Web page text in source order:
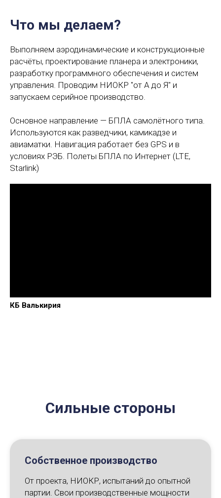
Что мы делаем?
Выполняем аэродинамические и конструкционные
расчёты, проектирование планера и электроники,
разработку программного обеспечения и систем
управления. Проводим НИОКР "от А до Я" и
запускаем серийное производство.
Основное направление — БПЛА самолётного типа.
Используются как разведчики, камикадзе и
авиаматки. Навигация работает без GPS и в
условиях РЭБ. Полеты БПЛА по Интернет (LTE,
Starlink)
КБ Валькирия
Сильные стороны
Собственное производство
От проекта, НИОКР, испытаний до опытной
партии. Свои производственные мощности